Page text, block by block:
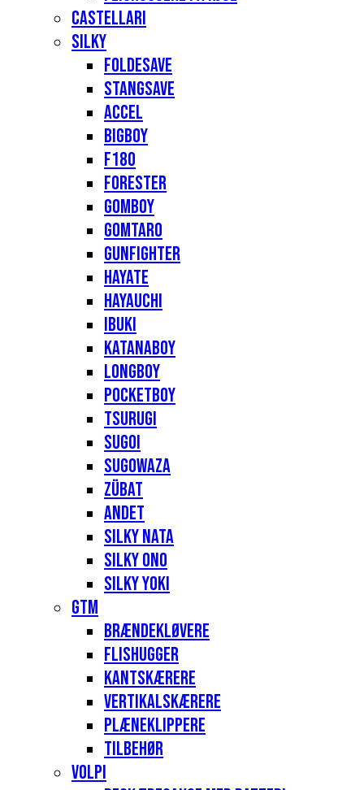
Castellari
Silky
Foldesave
Stangsave
Accel
Bigboy
F180
Forester
Gomboy
Gomtaro
Gunfighter
Hayate
Hayauchi
Ibuki
Katanaboy
Longboy
Pocketboy
Tsurugi
Sugoi
Sugowaza
Zübat
Andet
Silky Nata
Silky Ono
Silky Yoki
GTM
Brændekløvere
Flishugger
Kantskærere
Vertikalskærere
Plæneklippere
Tilbehør
Volpi